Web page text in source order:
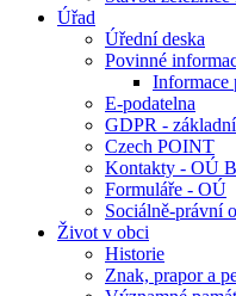
Úřad
Úřední deska
Povinné
Informace
E-podatelna
GDPR -
Czech POINT
Kontakty - OÚ
Formuláře - OÚ
Sociálně-právní
Život v obci
Historie
Znak, prapor a